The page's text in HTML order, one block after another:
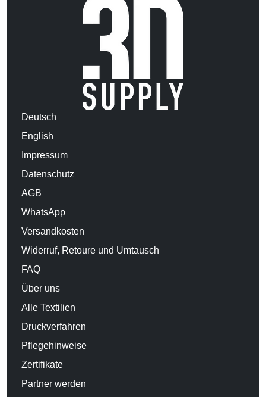
Deutsch
English
Impressum
Datenschutz
AGB
WhatsApp
Versandkosten
Widerruf, Retoure und Umtausch
FAQ
Über uns
Alle Textilien
Druckverfahren
Pflegehinweise
Zertifikate
Partner werden